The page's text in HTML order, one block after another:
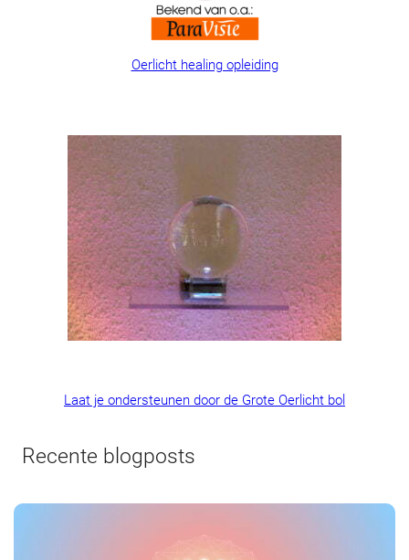
Oerlicht healing opleiding
Laat je ondersteunen door de Grote Oerlicht bol
Recente blogposts